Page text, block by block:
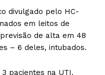
divulgado pelo HC-
em leitos de
de alta em 48
– 6 deles, intubados.
3 pacientes na UTI.